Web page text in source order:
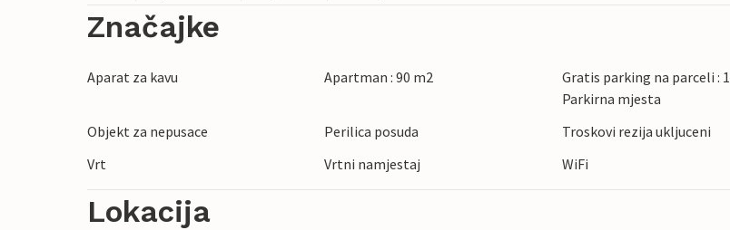
Značajke
Aparat za kavu Apartman : 90 m2
Gratis parking na parceli : 1
Parkirna mjesta
Objekt za nepusace
Perilica posuda
Troskovi rezija ukljuceni
Vrt
Vrtni namjestaj WiFi
Lokacija